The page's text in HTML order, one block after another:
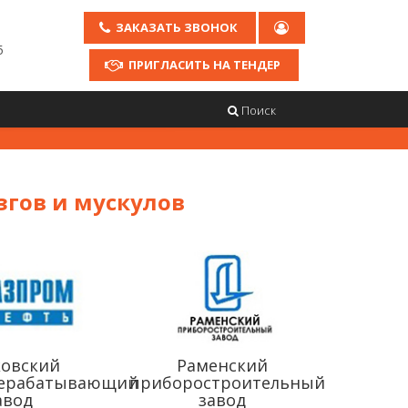
ЗАКАЗАТЬ ЗВОНОК
ПРИГЛАСИТЬ НА ТЕНДЕР
Поиск
и мускулов
Раменский
приборостроительный
завод